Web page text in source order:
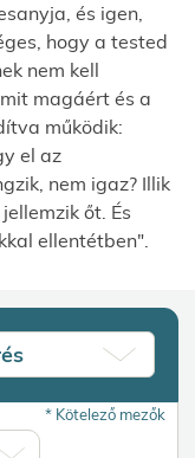
és igen,
hogy a tested
nem kell
magáért és a
működik:
el az
nem igaz? Illik
őt. És
ellentétben".
*Kötelező mezők